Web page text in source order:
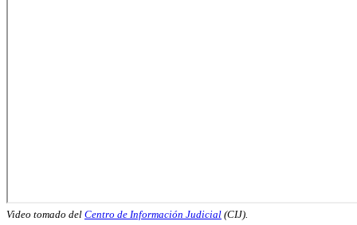
Video tomado del Centro de Información Judicial (CIJ).